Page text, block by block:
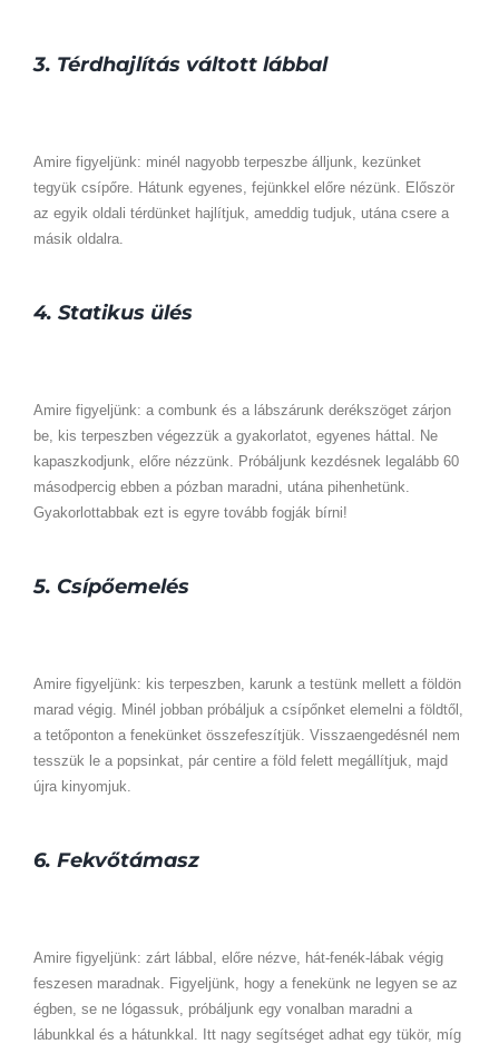
3. Térdhajlítás váltott lábbal
Amire figyeljünk: minél nagyobb terpeszbe álljunk, kezünket
tegyük csípőre. Hátunk egyenes, fejünkkel előre nézünk. Először
az egyik oldali térdünket hajlítjuk, ameddig tudjuk, utána csere a
másik oldalra.
4. Statikus ülés
Amire figyeljünk: a combunk és a lábszárunk derékszöget zárjon
be, kis terpeszben végezzük a gyakorlatot, egyenes háttal. Ne
kapaszkodjunk, előre nézzünk. Próbáljunk kezdésnek legalább 60
másodpercig ebben a pózban maradni, utána pihenhetünk.
Gyakorlottabbak ezt is egyre tovább fogják bírni!
5. Csípőemelés
Amire figyeljünk: kis terpeszben, karunk a testünk mellett a földön
marad végig. Minél jobban próbáljuk a csípőnket elemelni a földtől,
a tetőponton a fenekünket összefeszítjük. Visszaengedésnél nem
tesszük le a popsinkat, pár centire a föld felett megállítjuk, majd
újra kinyomjuk.
6. Fekvőtámasz
Amire figyeljünk: zárt lábbal, előre nézve, hát-fenék-lábak végig
feszesen maradnak. Figyeljünk, hogy a fenekünk ne legyen se az
égben, se ne lógassuk, próbáljunk egy vonalban maradni a
lábunkkal és a hátunkkal. Itt nagy segítséget adhat egy tükör, míg